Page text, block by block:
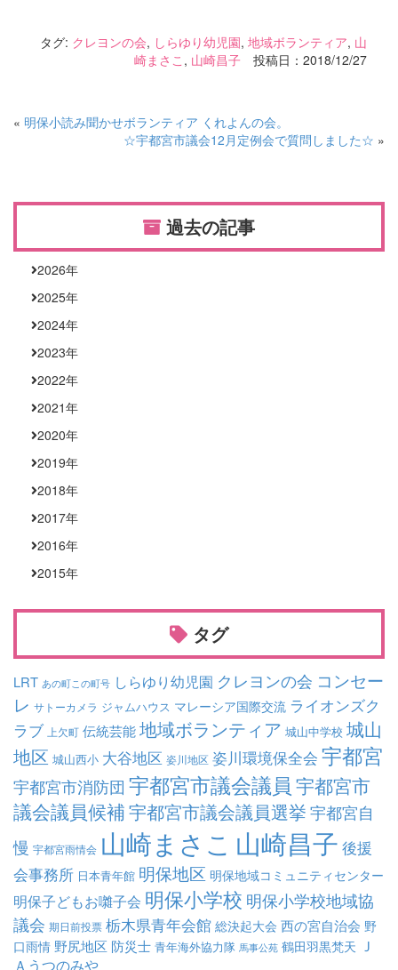
タグ: クレヨンの会, しらゆり幼児園, 地域ボランティア, 山
崎まさこ , 山崎昌子 投稿日：2018/12/27
« 明保小読み聞かせボランティア くれよんの会。
☆宇都宮市議会12月定例会で質問しました☆ »
過去の記事
2026年
2025年
2024年
2023年
2022年
2021年
2020年
2019年
2018年
2017年
2016年
2015年
タグ
LRT あの町この町号 しらゆり幼児園 クレヨンの会 コンセー
レ サトーカメラ ジャムハウス マレーシア国際交流 ライオンズク
ラブ 上欠町 伝統芸能地域ボランティア 城山中学校 城山
地区 城山西小 大谷地区 姿川地区 姿川環境保全会 宇都宮
宇都宮市消防団 宇都宮市議会議員 宇都宮市
議会議員候補宇都宮市議会議員選挙 宇都宮自
慢 宇都宮雨情会 山崎まさこ 山崎昌子 後援
会事務所 日本青年館 明保地区 明保地域コミュニティセンター
明保子どもお囃子会 明保小学校 明保小学校地域協
議会 期日前投票 栃木県青年会館 総決起大会 西の宮自治会 野
口雨情 野尻地区 防災士 青年海外協力隊 馬事公苑 鶴田羽黒梵天
Ｊ
Ａうつのみや